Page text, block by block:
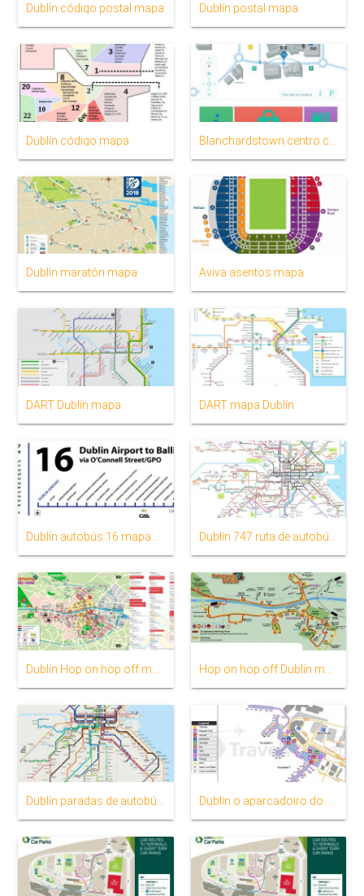
Dublín código postal mapa Dublín postal mapa
Dublín código mapa
Dublín maratón mapa Aviva asentos mapa
DART Dublín mapa DART mapa Dublín
Dublín paradas de autobús mapa Dublín o aparcadoiro do aeroporto mapa